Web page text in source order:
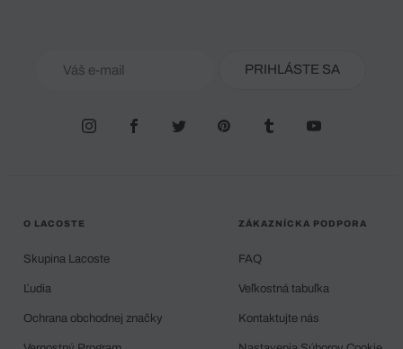
PRIHLÁSTE SA
O LACOSTE
Skupina Lacoste
Ľudia
Ochrana obchodnej značky
ZÁKAZNÍCKA PODPORA
FAQ
Veľkostná tabuľka
Kontaktujte nás